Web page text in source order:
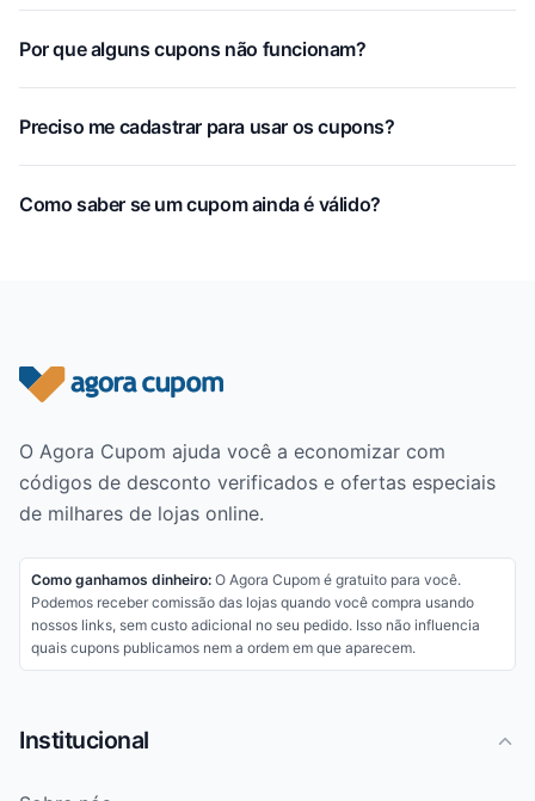
Por que alguns cupons não funcionam?
Preciso me cadastrar para usar os cupons?
Como saber se um cupom ainda é válido?
Rodapé do site
O Agora Cupom ajuda você a economizar com
códigos de desconto verificados e ofertas especiais
de milhares de lojas online.
Como ganhamos dinheiro:O Agora Cupom é gratuito para você.
Podemos receber comissão das lojas quando você compra usando
nossos links, sem custo adicional no seu pedido. Isso não influencia
quais cupons publicamos nem a ordem em que aparecem.
Institucional